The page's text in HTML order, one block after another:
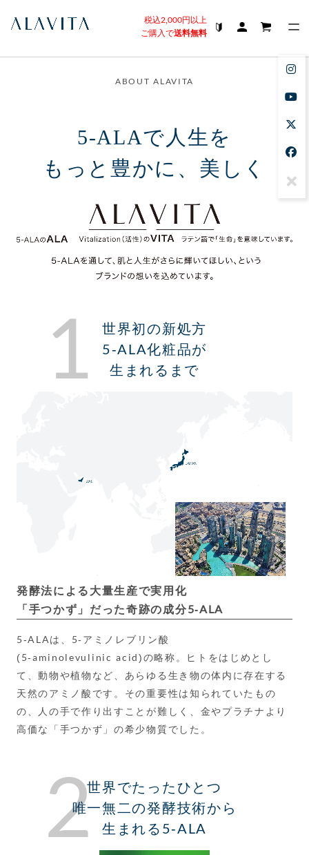
税込2,000円以上
ご購入で送料無料
ABOUT ALAVITA
5-ALAで人生を
もっと豊かに、美しく
1
世界初の新処方
5-ALA化粧品が
生まれるまで
発酵法による大量生産で実用化
「手つかず」だった奇跡の成分5-ALA
5-ALAは、 5-アミノレブリン酸
(5-aminolevulinic acid)の略称。ヒトをはじめとし
て、動物や植物など、あらゆる生き物の体内に存在する
天然のアミノ酸です。その重要性は知られていたもの
の、人の手で作り出すことが難しく、金やプラチナより
高価な「手つかず」の希少物質でした。
2世界でたったひとつ
唯一無二の発酵技術から
生まれる5-ALA